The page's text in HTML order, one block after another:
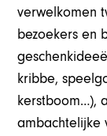
verwelkomen
bezoekers en
kribbe,
kerstboom…),
ambachtelijke